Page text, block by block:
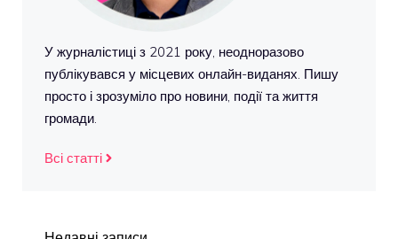
У журналістиці з 2021 року, неодноразово
публікувався у місцевих онлайн-виданях. Пишу
просто і зрозуміло про новини, події та життя
громади.
Всі статті